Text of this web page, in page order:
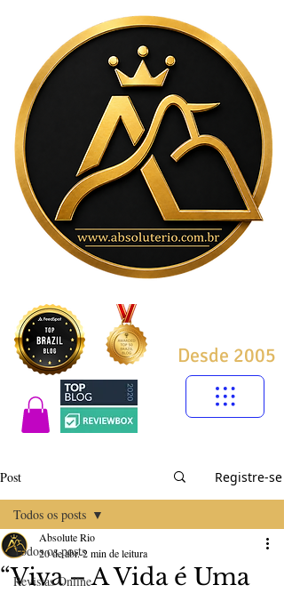
Desde 2005
Post Registre-se
Todos os posts
Revistas Online
Todos os posts
“Viva – A Vida é Uma
Absolute Rio
20 de abr.2 min de leitura